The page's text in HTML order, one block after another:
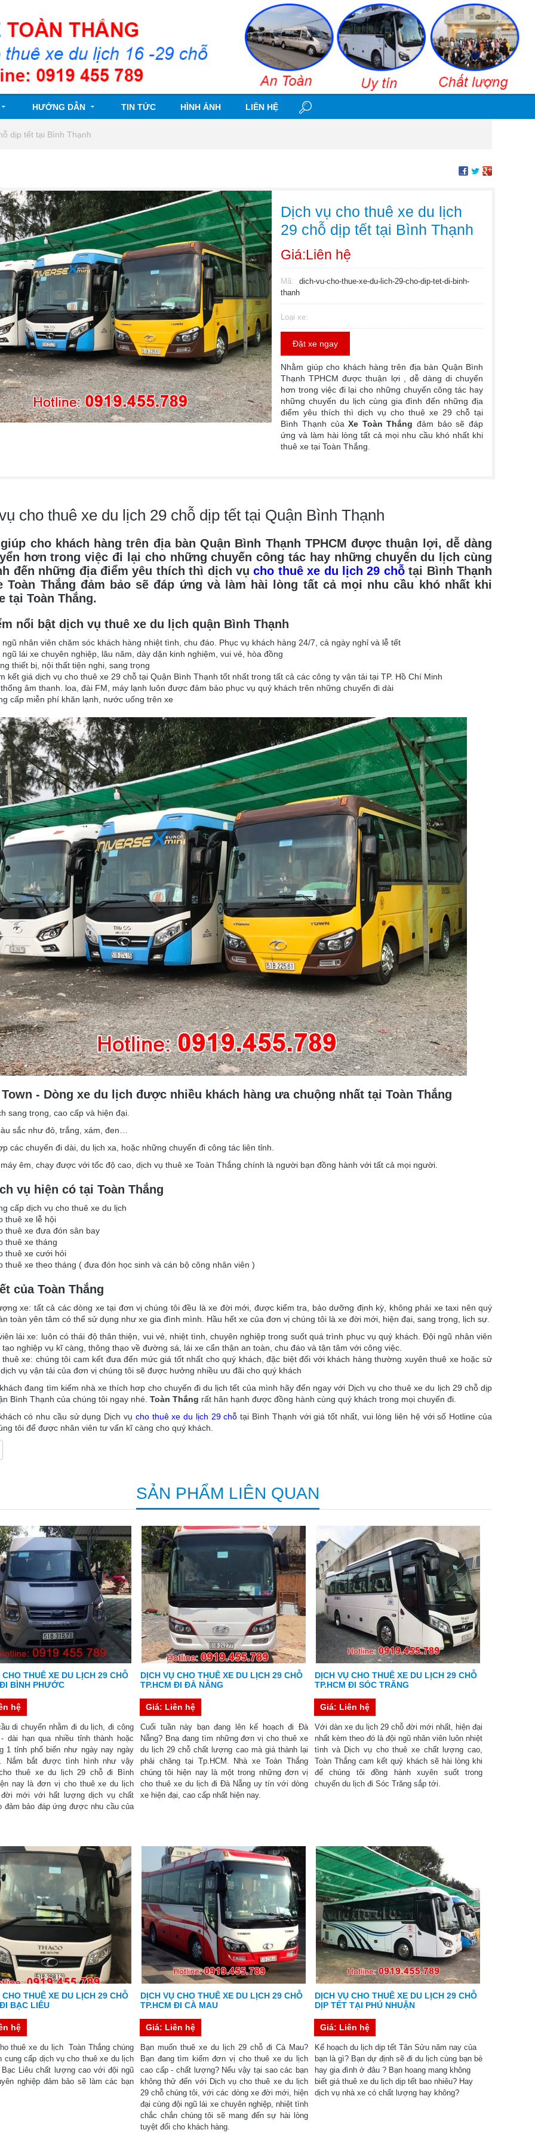
HƯỚNG DẪN TIN TỨC HÌNH ẢNH LIÊN HỆ
dịp tết tại Bình Thạnh
Dịch vụ cho thuê xe du lịch
29 chỗ dịp tết tại Bình Thạnh
Giá:Liên hệ
Mã
dich-vu-cho-thue-xe-du-lich-29-cho-dip-tet-di-binh-
thanh
Loại xe
Đặt xe ngay
Nhằm giúp cho khách hàng trên địa bàn Quận Bình
Thạnh TPHCM được thuận lợi , dễ dàng di chuyển
hơn trong việc đi lại cho những chuyến công tác hay
những chuyến du lịch cùng gia đình đến những địa
điểm yêu thích thì dịch vụ cho thuê xe 29 chỗ tại
Bình Thạnh củaXe Toàn Thắng đảm bảo sẽ đáp
ứng và làm hài lòng tất cả mọi nhu cầu khó nhất khi
thuê xe tại Toàn Thắng.
cho thuê xe du lịch 29 chỗ dịp tết tại Quận Bình Thạnh
cho khách hàng trên địa bàn Quận Bình Thạnh TPHCM được thuận lợi, dễ dàng
hơn trong việc đi lại cho những chuyến công tác hay những chuyến du lịch cùng
đến những địa điểm yêu thích thì dịch vụcho thuê xe du lịch 29 chỗtại Bình Thạnh
Toàn Thắng đảm bảo sẽ đáp ứng và làm hài lòng tất cả mọi nhu cầu khó nhất khi
tại Toàn Thắng.
nổi bật dịch vụ thuê xe du lịch quận Bình Thạnh
nhân viên chăm sóc khách hàng nhiệt tình, chu đáo. Phục vụ khách hàng 24/7, cả ngày nghỉ và lễ tết
lái xe chuyên nghiệp, lâu năm, dày dặn kinh nghiệm, vui vẻ, hòa đồng
thiết bị, nội thất tiện nghi, sang trọng
kết giá dịch vụ cho thuê xe 29 chỗ tại Quận Bình Thạnh tốt nhất trong tất cả các công ty vận tải tại TP. Hồ Chí Minh
âm thanh. loa, đài FM, máy lạnh luôn được đảm bảo phục vụ quý khách trên những chuyến đi dài
cấp miễn phí khăn lạnh, nước uống trên xe
- Dòng xe du lịch được nhiều khách hàng ưa chuộng nhất tại Toàn Thắng
sang trọng, cao cấp và hiện đại.
sắc như đỏ, trắng, xám, đen…
các chuyến đi dài, du lịch xa, hoặc những chuyến đi công tác liên tỉnh.
êm, chạy được với tốc độ cao, dịch vụ thuê xe Toàn Thắng chính là người bạn đồng hành với tất cả mọi người.
vụ hiện có tại Toàn Thắng
cấp dịch vụ cho thuê xe du lịch
thuê xe lễ hội
thuê xe đưa đón sân bay
thuê xe tháng
thuê xe cưới hỏi
thuê xe theo tháng ( đưa đón học sinh và cán bộ công nhân viên )
của Toàn Thắng
xe: tất cả các dòng xe tại đơn vị chúng tôi đều là xe đời mới, được kiểm tra, bảo dưỡng định kỳ, không phải xe taxi nên quý
toàn yên tâm có thể sử dụng như xe gia đình mình. Hầu hết xe của đơn vị chúng tôi là xe đời mới, hiện đại, sang trọng, lịch sự.
lái xe: luôn có thái độ thân thiện, vui vẻ, nhiệt tình, chuyên nghiệp trong suốt quá trình phục vụ quý khách. Đội ngũ nhân viên
nghiệp vụ kĩ càng, thông thạo về đường sá, lái xe cẩn thận an toàn, chu đáo và tận tâm với công việc.
thuê xe: chúng tôi cam kết đưa đến mức giá tốt nhất cho quý khách, đặc biệt đối với khách hàng thường xuyên thuê xe hoặc sử
vụ vận tải của đơn vị chúng tôi sẽ được hưởng nhiều ưu đãi cho quý khách
đang tìm kiếm nhà xe thích hơp cho chuyến đi du lịch tết của mình hãy đến ngay với Dịch vụ cho thuê xe du lịch 29 chỗ dịp
Bình Thạnh của chúng tôi ngay nhé. Toàn Thắng rất hân hạnh được đồng hành cùng quý khách trong mọi chuyến đi.
có nhu cầu sử dụng Dịch vụ cho thuê xe du lịch 29 chỗ tại Bình Thạnh với giá tốt nhất, vui lòng liên hệ với số Hotline của
tôi để được nhân viên tư vấn kĩ càng cho quý khách.
SẢN PHẨM LIÊN QUAN
CHO THUÊ XE DU LỊCH 29 CHỖ
BÌNH PHƯỚC
hệ
di chuyển nhằm đi du lịch, đi công
dài hạn qua nhiều tỉnh thành hoặc
1 tỉnh phổ biến như ngày nay ngày
Nắm bắt được tình hình như vậy
thuê xe du lịch 29 chỗ đi Bình
nay là đơn vị cho thuê xe du lịch
đời mới với hất lượng dịch vụ chất
đảm bảo đáp ứng được nhu cầu của
DỊCH VỤ CHO THUÊ XE DU LỊCH 29 CHỖ
TP.HCM ĐI ĐÀ NẴNG
Giá: Liên hệ
Cuối tuần này bạn đang lên kế hoạch đi Đà
Nẵng? Bnạ đang tìm những đơn vị cho thuê xe
du lịch 29 chỗ chất lượng cao mà giá thành lại
phải chăng tại Tp.HCM. Nhà xe Toàn Thắng
chúng tôi hiện nay là một trong những đơn vị
cho thuê xe du lịch đi Đà Nẵng uy tín với dòng
xe hiện đại, cao cấp nhất hiện nay.
DỊCH VỤ CHO THUÊ XE DU LỊCH 29 CHỖ
TP.HCM ĐI SÓC TRĂNG
Giá: Liên hệ
Với dàn xe du lịch 29 chỗ đời mới nhất, hiện đại
nhất kèm theo đó là đội ngũ nhân viên luôn nhiệt
tình và Dịch vụ cho thuê xe chất lượng cao,
Toàn Thắng cam kết quý khách sẽ hài lòng khi
để chúng tôi đồng hành xuyên suốt trong
chuyến du lịch đi Sóc Trăng sắp tới.
CHO THUÊ XE DU LỊCH 29 CHỖ
BẠC LIÊU
hệ
thuê xe du lịch Toàn Thắng chúng
cung cấp dịch vụ cho thuê xe du lịch
Bạc Liêu chất lượng cao với đội ngũ
nghiệp đảm bảo sẽ làm các bạn
DỊCH VỤ CHO THUÊ XE DU LỊCH 29 CHỖ
TP.HCM ĐI CÀ MAU
Giá: Liên hệ
Bạn muốn thuê xe du lịch 29 chỗ đi Cà Mau?
Bạn đang tìm kiếm đơn vị cho thuê xe du lịch
cao cấp - chất lượng? Nếu vậy tại sao các bạn
không thử đến với Dịch vụ cho thuê xe du lịch
29 chỗ chúng tôi, với các dòng xe đời mới, hiện
đại cùng đội ngũ lái xe chuyên nghiệp, nhiệt tình
chắc chắn chúng tôi sẽ mang đến sự hài lòng
tuyệt đối cho khách hàng.
DỊCH VỤ CHO THUÊ XE DU LỊCH 29 CHỖ
DỊP TẾT TẠI PHÚ NHUẬN
Giá: Liên hệ
Kế hoạch du lịch dịp tết Tân Sửu năm nay của
bạn là gì? Bạn dự định sẽ đi du lịch cùng bạn bè
hay gia đình ở đâu ? Bạn hoang mang không
biết giá thuê xe du lịch dịp tết bao nhiêu? Hay
dịch vụ nhà xe có chất lượng hay không?
xe 16 chỗ Tết 2019 giá rẻ,
nhất cho khách hàng
ngày Tết, lịch nghỉ tết kéo
gia đình thường tổ chức đi du
với nhau, ăn uống tiệc tùng,
vui quá không ...
CHO THUÊ XE 16 - 29 CHỖ TẾT
2019 GIÁ RẺ, BÁO GIÁ XE TẾT
2019
Càng gần những ngày tết 2019 thì
nhu cầu đi lại của người dân lại tăng
cao, kéo theo giá xe tết 2019 cũng
tăng lên từ 35% - 60%, ...
Thuê xe du lịch 16 chỗ thành phố Hồ
Chí Minh ở đâu là tốt nhất?
Thời đại ngày càng phát triển, con
người ngày càng định hướng được
cho mình nhiều thứ hơn, lựa chọn
thoải mái hơn. Việc đi du lịch xa với
bạn ...